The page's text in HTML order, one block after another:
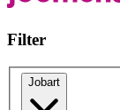
Filter
Jobart